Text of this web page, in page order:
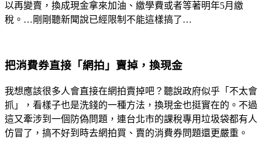
以再變賣，換成現金拿來加油、繳學費或者等著明年5月繳
稅。…剛剛聽新聞說已經限制不能這樣搞了…
把消費券直接「網拍」賣掉，換現金
我想應該很多人會直接在網拍賣掉吧？聽說政府似乎「不太會
抓」，看樣子也是洗錢的一種方法，換現金也挺實在的。不過
這又牽涉到一個防偽問題，連台北市的課稅專用垃圾袋都有人
仿冒了，搞不好到時去網拍買、賣的消費券問題還更嚴重。